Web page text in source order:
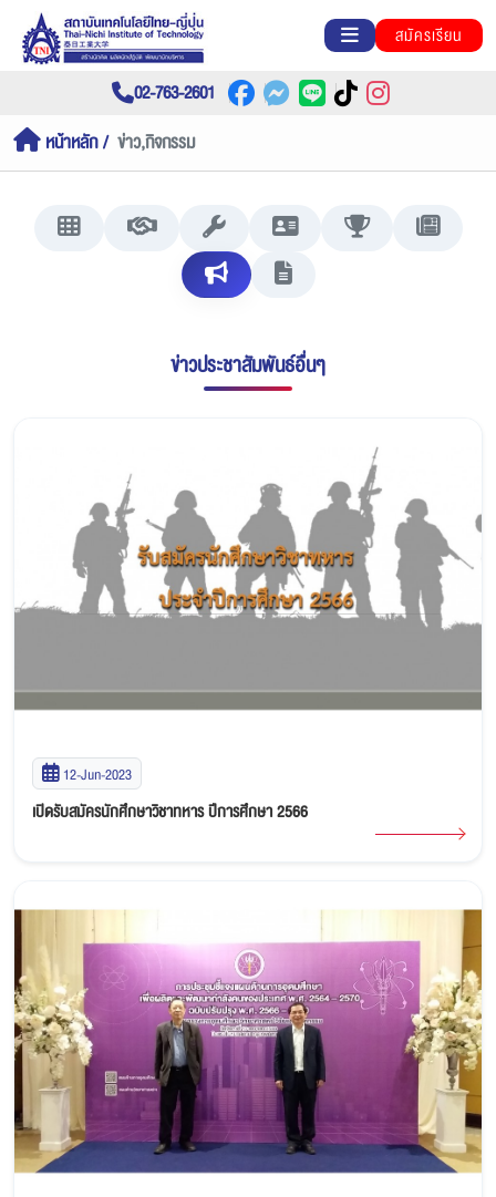
สมัครเรียน
02-763-2601
หน้าหลัก ข่าว,กิจกรรม
ข่าวประชาสัมพันธ์อื่นๆ
12-Jun-2023
เปิดรับสมัครนักศึกษาวิชาทหาร ปีการศึกษา 2566